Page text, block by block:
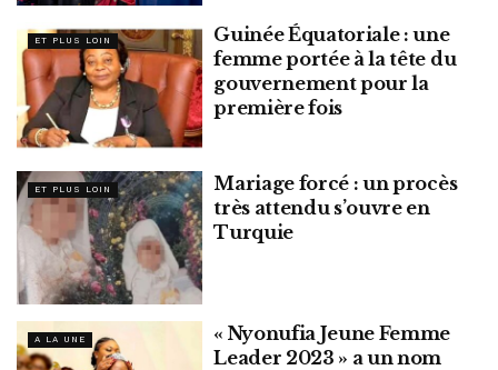
ET PLUS LOIN
Guinée Équatoriale : une
femme portée à la tête du
gouvernement pour la
première fois
ET PLUS LOIN
Mariage forcé : un procès
très attendu s’ouvre en
Turquie
A LA UNE
« Nyonufia Jeune Femme
Leader 2023 » a un nom